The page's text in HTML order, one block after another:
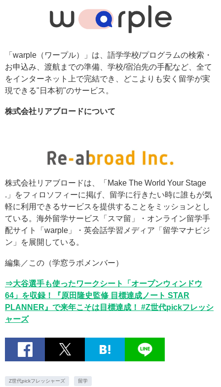
「warple（ワープル）」は、語学学校/プログラムの検索・
お申込み、渡航までの準備、学校/宿泊先の手配など、全て
をインターネット上で完結でき、どこよりも安く留学が実
現できる"日本初"のサービス。
株式会社リアブロードについて
株式会社リアブロードは、「Make The World Your Stage
.」をフィロソフィーに掲げ、留学に行きたい時に誰もが気
軽に利用できるサービスを提供することをミッションとし
ている。海外留学サービス「スマ留」・オンライン留学手
配サイト「warple」・英会話学習メディア「留学マナビジ
ン」を展開している。
編集／この（学窓ラボメンバー）
⇒大谷選手も使ったワークシート「オープンウィンドウ
64」を収録！『原田隆史監修 目標達成ノート STAR
PLANNER』で来年こそは目標達成！ #Z世代pickフレッシ
ャーズ
Z世代pickフレッシャーズ 留学